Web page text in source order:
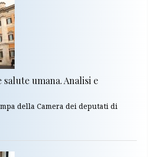
umana. Analisi e
della Camera dei deputati di